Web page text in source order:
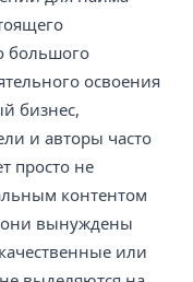
большого
освоения
бизнес,
и авторы часто
просто не
контентом
они вынуждены
или